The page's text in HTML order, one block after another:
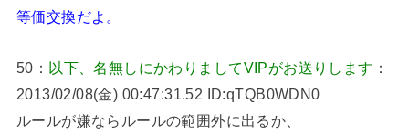
等価交換だよ。
50： 以下、名無しにかわりましてVIPがお送りします ：
2013/02/08(金) 00:47:31.52 ID:qTQB0WDN0
ルールが嫌ならルールの範囲外に出るか、